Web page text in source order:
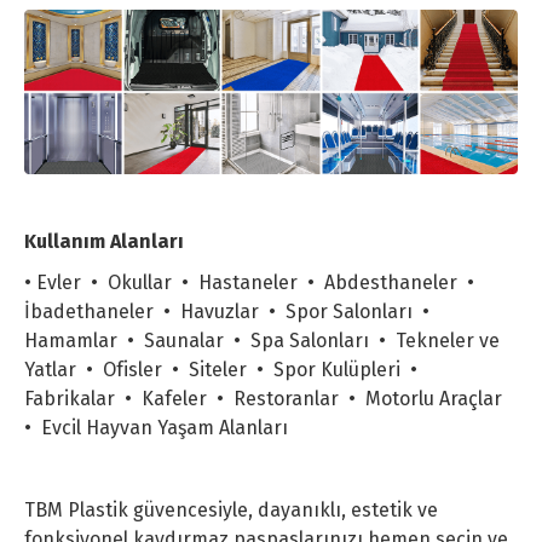
Kullanım Alanları
• Evler • Okullar • Hastaneler • Abdesthaneler •
İbadethaneler • Havuzlar • Spor Salonları •
Hamamlar • Saunalar • Spa Salonları • Tekneler ve
Yatlar • Ofisler • Siteler • Spor Kulüpleri •
Fabrikalar • Kafeler • Restoranlar • Motorlu Araçlar
• Evcil Hayvan Yaşam Alanları
TBM Plastik güvencesiyle, dayanıklı, estetik ve